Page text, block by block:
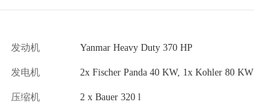
发动机 Yanmar Heavy Duty 370 HP
发电机 2x Fischer Panda 40 KW, 1x Kohler 80 KW
压缩机 2 x Bauer 320 l